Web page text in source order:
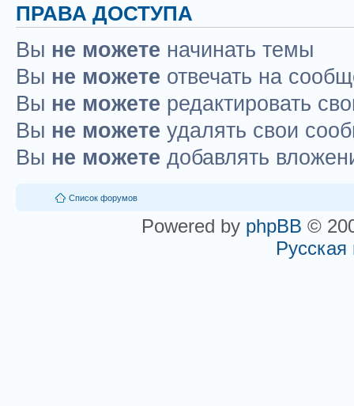
ПРАВА ДОСТУПА
Вы не можете начинать темы
Вы не можете отвечать на
Вы не можете редактировать
Вы не можете удалять свои
Вы не можете добавлять
Список форумов
Powered by phpBB ©